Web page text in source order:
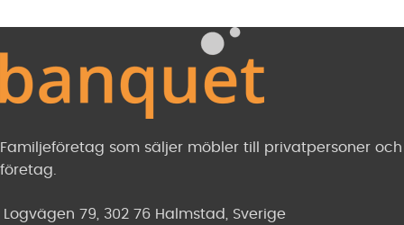
Familjeföretag som säljer möbler till privatpersoner och
företag.
Logvägen 79, 302 76 Halmstad, Sverige